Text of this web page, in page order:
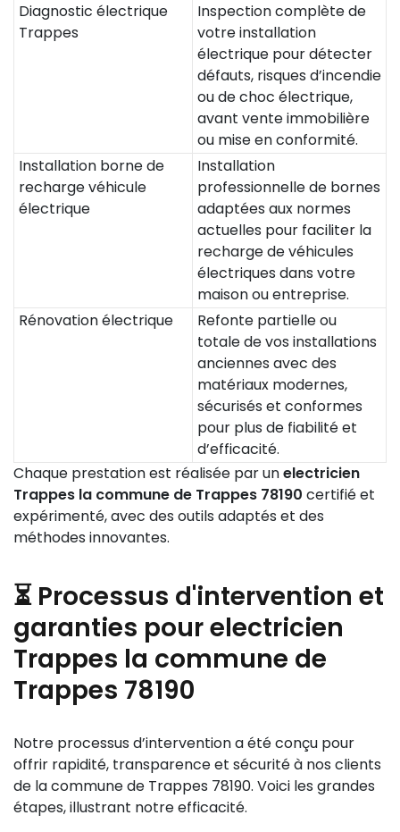
Diagnostic électrique
Trappes
Inspection complète de
votre installation
électrique pour détecter
défauts, risques d’incendie
ou de choc électrique,
avant vente immobilière
ou mise en conformité.
Installation borne de
recharge véhicule
électrique
Installation
professionnelle de bornes
adaptées aux normes
actuelles pour faciliter la
recharge de véhicules
électriques dans votre
maison ou entreprise.
Rénovation électrique
Refonte partielle ou
totale de vos installations
anciennes avec des
matériaux modernes,
sécurisés et conformes
pour plus de fiabilité et
d’efficacité.
Chaque prestation est réalisée par unelectricien
Trappes la commune de Trappes 78190 certifié et
expérimenté, avec des outils adaptés et des
méthodes innovantes.
⏳ Processus d'intervention et
garanties pour electricien
Trappes la commune de
Trappes 78190
Notre processus d’intervention a été conçu pour
offrir rapidité, transparence et sécurité à nos clients
de la commune de Trappes 78190. Voici les grandes
étapes, illustrant notre efficacité.